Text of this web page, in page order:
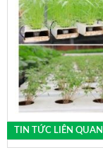
TIN TỨC LIÊN QUAN